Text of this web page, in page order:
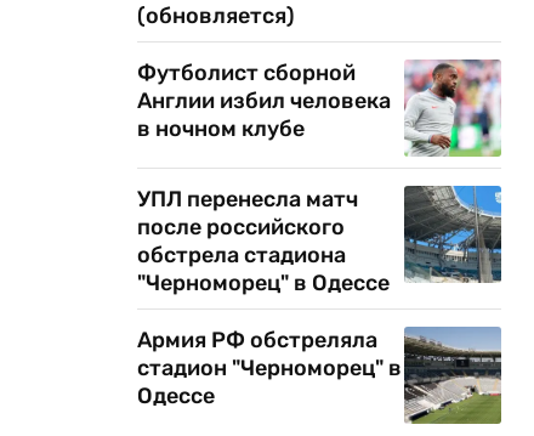
(обновляется)
Футболист сборной
Англии избил человека
в ночном клубе
УПЛ перенесла матч
после российского
обстрела стадиона
"Черноморец" в Одессе
Армия РФ обстреляла
стадион "Черноморец" в
Одессе